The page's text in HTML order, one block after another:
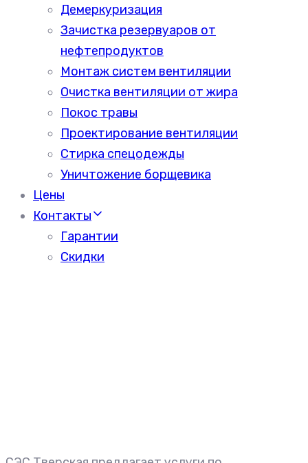
Демеркуризация
Зачистка резервуаров от
нефтепродуктов
Монтаж систем вентиляции
Очистка вентиляции от жира
Покос травы
Проектирование вентиляции
Стирка спецодежды
Уничтожение борщевика
Цены
Контакты
Гарантии
Скидки